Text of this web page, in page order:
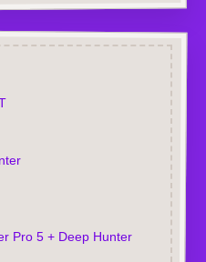
Pro 5 + Deep Hunter